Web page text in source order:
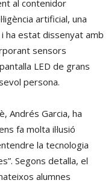
al contenidor
artificial, una
ha estat dissenyat amb
sensors
LED de grans
persona.
Andrés Garcia, ha
fa molta il·lusió
la tecnologia
Segons detalla, el
alumnes